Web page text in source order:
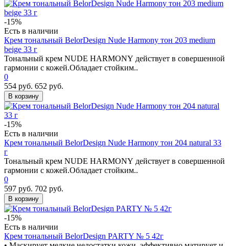
-15%
Есть в наличии
Крем тональный BelorDesign Nude Harmony тон 203 medium
beige 33 г
Тональный крем NUDE HARMONY действует в совершенной
гармонии с кожей.Обладает стойким..
0
554 руб. 652 руб.
В корзину
-15%
Есть в наличии
Крем тональный BelorDesign Nude Harmony тон 204 natural 33
г
Тональный крем NUDE HARMONY действует в совершенной
гармонии с кожей.Обладает стойким..
0
597 руб. 702 руб.
В корзину
-15%
Есть в наличии
Крем тональный BelorDesign PARTY № 5 42г